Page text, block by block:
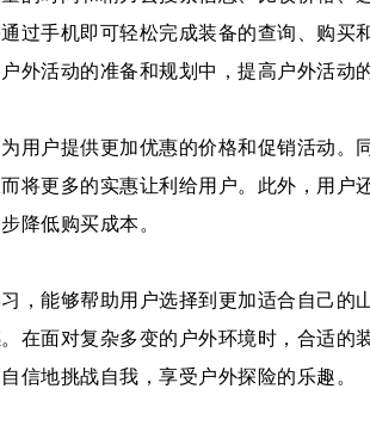
过手机即可轻松完成装备的查询、购买
外活动的准备和规划中，提高户外活动
用户提供更加优惠的价格和促销活动。
将更多的实惠让利给用户。此外，用户
降低购买成本。
，能够帮助用户选择到更加适合自己的
在面对复杂多变的户外环境时，合适的
信地挑战自我，享受户外探险的乐趣。